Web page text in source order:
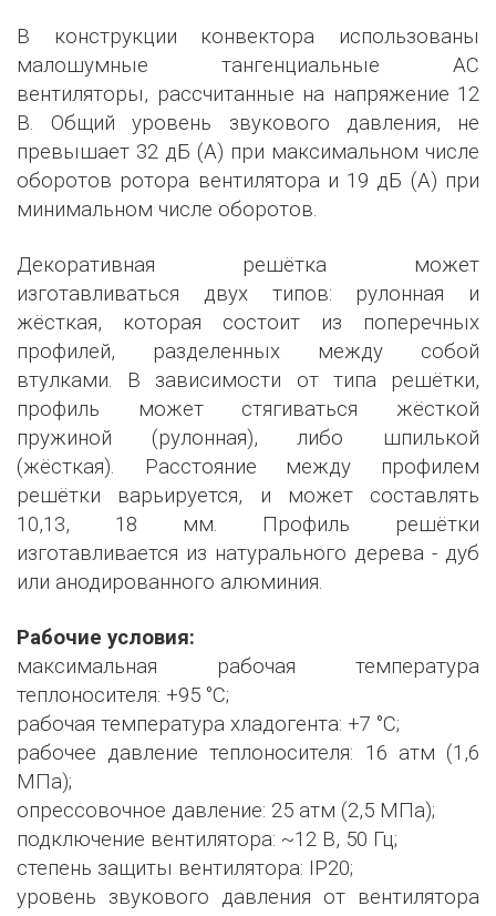
В конструкции конвектора использованы
малошумные тангенциальные АС
вентиляторы, рассчитанные на напряжение 12
В. Общий уровень звукового давления, не
превышает 32 дБ (А) при максимальном числе
оборотов ротора вентилятора и 19 дБ (А) при
минимальном числе оборотов.
Декоративная решётка может
изготавливаться двух типов: рулонная и
жёсткая, которая состоит из поперечных
профилей, разделенных между собой
втулками. В зависимости от типа решётки,
профиль может стягиваться жёсткой
пружиной (рулонная), либо шпилькой
(жёсткая). Расстояние между профилем
решётки варьируется, и может составлять
10,13, 18 мм. Профиль решётки
изготавливается из натурального дерева - дуб
или анодированного алюминия.
Рабочие условия:
максимальная рабочая температура
теплоносителя: +95 °С;
рабочая температура хладогента: +7 °С;
рабочее давление теплоносителя: 16 атм (1,6
МПа);
опрессовочное давление: 25 атм (2,5 МПа);
подключение вентилятора: ~12 В, 50 Гц;
степень защиты вентилятора: IP20;
уровень звукового давления от вентилятора